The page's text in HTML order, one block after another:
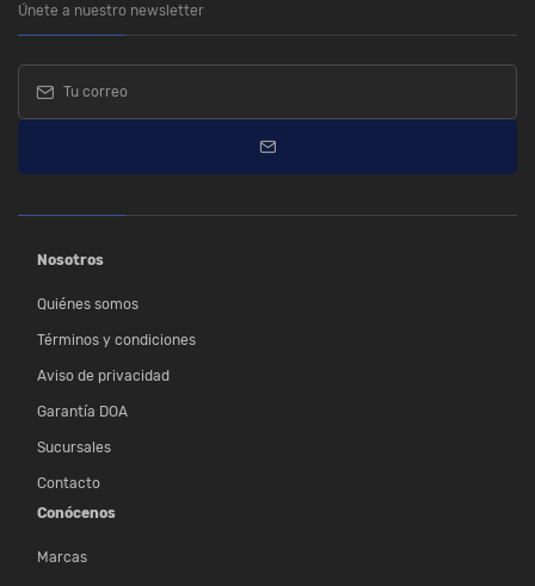
Únete a nuestro newsletter
Nosotros
Quiénes somos
Términos y condiciones
Aviso de privacidad
Garantía DOA
Sucursales
Contacto
Conócenos
Marcas